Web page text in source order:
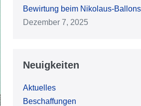
Bewirtung beim Nikolaus-
Dezember 7, 2025
Neuigkeiten
Aktuelles
Beschaffungen